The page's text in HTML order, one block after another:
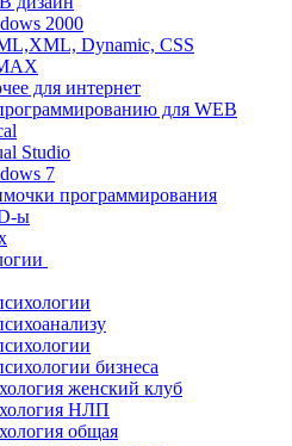
2000
Dynamic, CSS
для интернет
для WEB
Studio
7
программирования
ы
бизнеса
женский клуб
НЛП
общая